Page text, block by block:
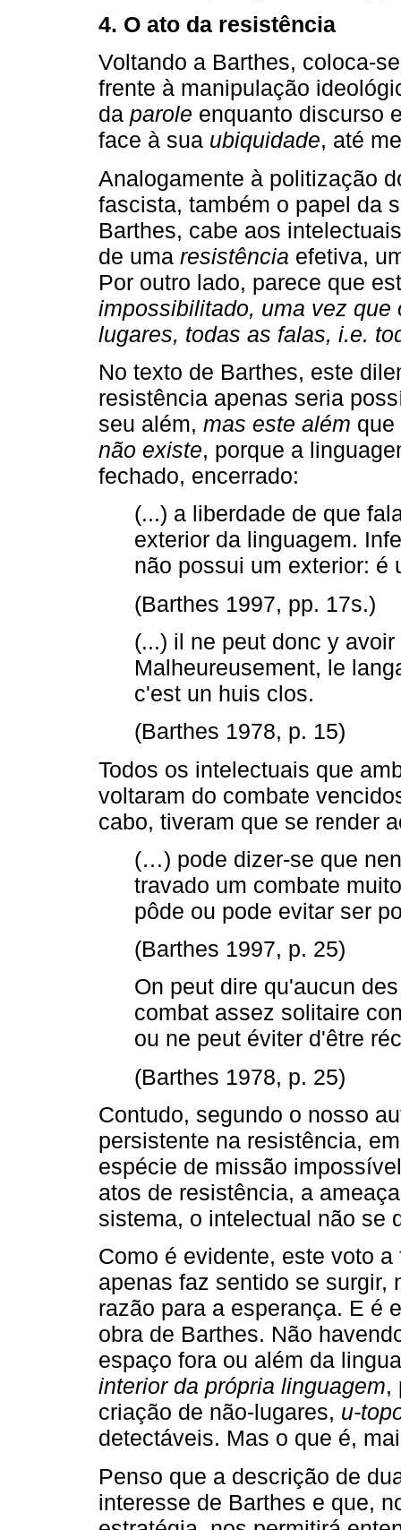
4. O ato da resistência
Voltando a Barthes, coloca-
frente à manipulação
da parole enquanto discurso
face à sua ubiquidade, até
Analogamente à politização
fascista, também o papel da
Barthes, cabe aos
de uma resistência efetiva,
Por outro lado, parece que
impossibilitado, uma vez
lugares, todas as falas, i.e.
No texto de Barthes, este
resistência apenas seria
seu além, mas este além que
não existe, porque a
fechado, encerrado:
(...) a liberdade de que
exterior da linguagem.
não possui um exterior: é
(Barthes 1997, pp. 17s.)
(...) il ne peut donc y
Malheureusement, le
c'est un huis clos.
(Barthes 1978, p. 15)
Todos os intelectuais que
voltaram do combate
cabo, tiveram que se render
(…) pode dizer-se que
travado um combate
pôde ou pode evitar ser
(Barthes 1997, p. 25)
On peut dire qu'aucun
combat assez solitaire
ou ne peut éviter d'être
(Barthes 1978, p. 25)
Contudo, segundo o nosso
persistente na resistência,
espécie de missão
atos de resistência, a
sistema, o intelectual não se
Como é evidente, este voto
apenas faz sentido se surgir,
razão para a esperança. E é
obra de Barthes. Não
espaço fora ou além da
interior da própria linguagem,
criação de não-lugares, u-
detectáveis. Mas o que é,
Penso que a descrição de
interesse de Barthes e que,